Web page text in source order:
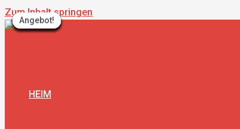
Zum Inhalt springen
HEIM
Angebot!
Angebot!
Angebot!
Angebot!
Angebot!
Angebot!
Angebot!
Angebot!
Angebot!
Angebot!
Angebot!
Angebot!